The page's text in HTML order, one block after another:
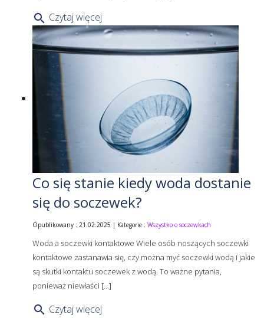
search Czytaj więcej
Co się stanie kiedy woda dostanie
się do soczewek?
Opublikowany : 21.02.2025 | Kategorie : Wszystko o soczewkach
Woda a soczewki kontaktowe Wiele osób noszących soczewki
kontaktowe zastanawia się, czy można myć soczewki wodą i jakie
są skutki kontaktu soczewek z wodą. To ważne pytania,
ponieważ niewłaści [...]
search Czytaj więcej